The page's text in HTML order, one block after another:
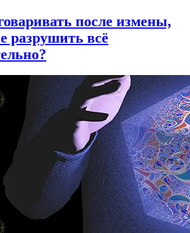
после измены,
разрушить всё